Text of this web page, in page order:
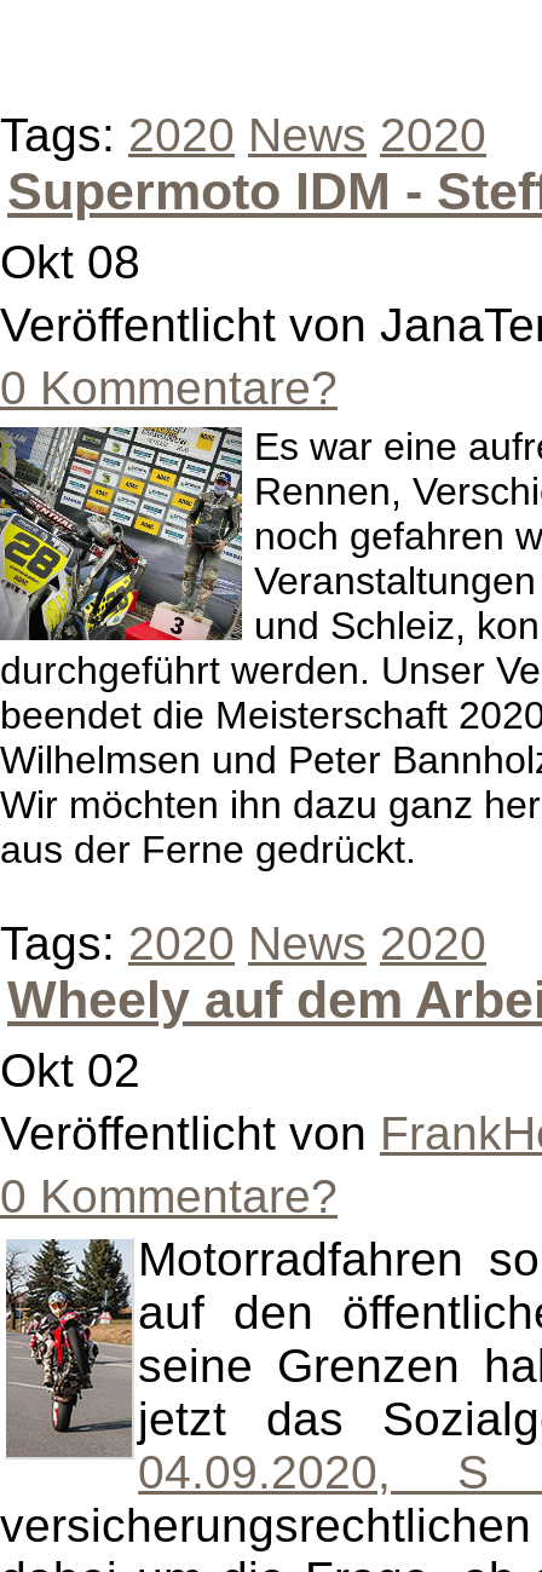
Tags: 2020 News 2020
Supermoto IDM -
Okt 08
Veröffentlicht von
0 Kommentare?
Es war eine
Rennen,
noch gefahren
und Schleiz,
durchgeführt werden. Unser
beendet die Meisterschaft
Wilhelmsen und Peter
Wir möchten ihn dazu ganz
aus der Ferne gedrückt.
Tags: 2020 News 2020
Wheely auf dem
Okt 02
Veröffentlicht von
0 Kommentare?
Motorradfahren
auf den
seine Grenzen
jetzt das
04.09.2020,